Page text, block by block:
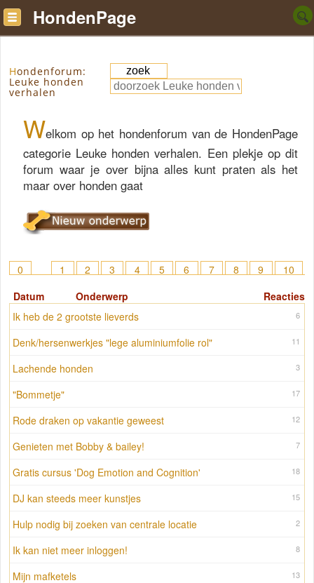
HondenPage
Hondenforum:
Leuke honden
verhalen
Welkom op het hondenforum van de HondenPage
categorie Leuke honden verhalen. Een plekje op dit
forum waar je over bijna alles kunt praten als het
maar over honden gaat
0 1 2 3 4 5 6 7 8 9
10
Reacties
Datum Onderwerp
6
Ik heb de 2 grootste lieverds
11
Denk/hersenwerkjes "lege aluminiumfolie rol"
3
Lachende honden
17
"Bommetje"
12
Rode draken op vakantie geweest
7
Genieten met Bobby & bailey!
18
Gratis cursus 'Dog Emotion and Cognition'
15
DJ kan steeds meer kunstjes
2
Hulp nodig bij zoeken van centrale locatie
8
Ik kan niet meer inloggen!
13
Mijn mafketels